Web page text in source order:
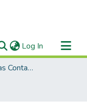
Log In (current)
Facultad de Ciencias Contables y Empresariales